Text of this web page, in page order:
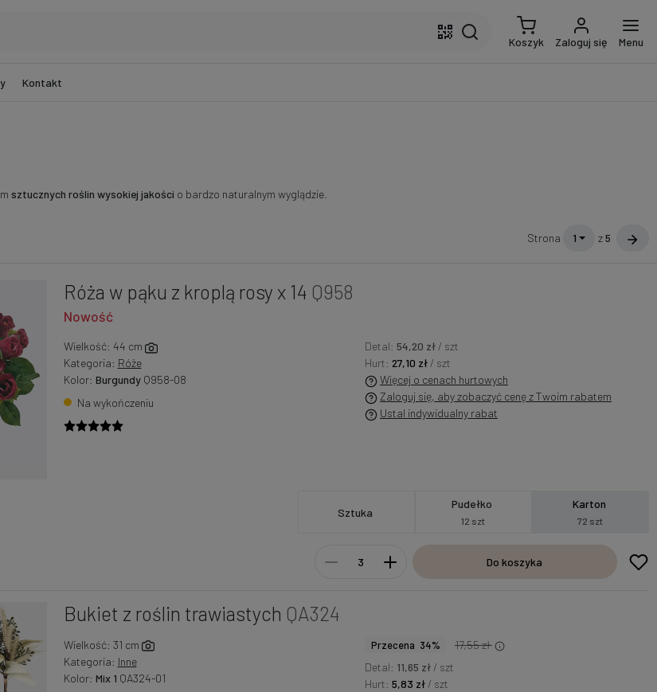
Koszyk Zaloguj się Menu
Kontakt
sztucznych roślin wysokiej jakości o bardzo naturalnym wyglądzie.
Strona 1 z5
Róża w pąku z kroplą rosy x 14 Q958
Nowość
Wielkość: 44 cm
Kategoria: Róże
Kolor: BurgundyQ958-08
Na wykończeniu
Detal: 54,20 zł/ szt
Hurt: 27,10 zł/ szt
Więcej o cenach hurtowych
Zaloguj się, aby zobaczyć cenę z Twoim rabatem
Ustal indywidualny rabat
Sztuka
Pudełko
12 szt
Karton
72 szt
Do koszyka
Bukiet z roślin trawiastych QA324
Wielkość: 31 cm
Kategoria: Inne
Kolor: Mix 1 QA324-01
Przecena 34%
17,55 zł
Detal: 11,65 zł / szt
Hurt: 5,83 zł / szt